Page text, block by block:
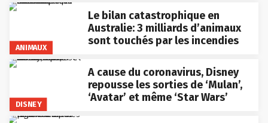
ANIMAUX
Le bilan catastrophique en
Australie: 3 milliards d’animaux
sont touchés par les incendies
DISNEY
A cause du coronavirus, Disney
repousse les sorties de ‘Mulan’,
‘Avatar’ et même ‘Star Wars’